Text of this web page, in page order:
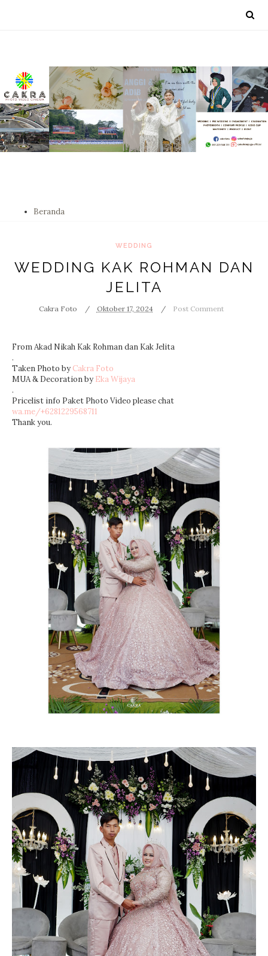
Beranda
WEDDING
WEDDING KAK ROHMAN DAN
JELITA
Cakra Foto Oktober 17, 2024 Post Comment
From Akad Nikah Kak Rohman dan Kak Jelita
.
Taken Photo by Cakra Foto
MUA & Decoration by Eka Wijaya
.
Pricelist info Paket Photo Video please chat
wa.me/+6281229568711
Thank you.